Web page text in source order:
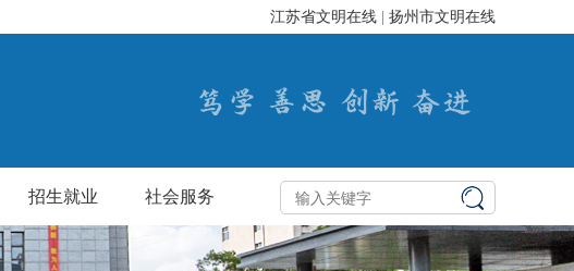
江苏省文明在线 扬州市文明在线
招生就业 社会服务